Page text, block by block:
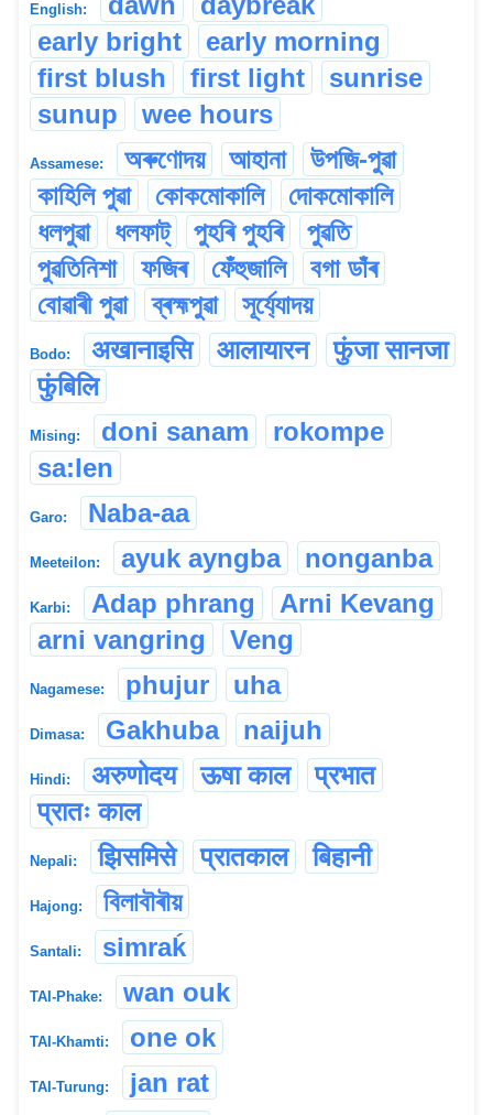
English:
early bright
early morning
first blush
first light
sunrise
sunup
wee hours
Assamese: অৰুণোদয় আহানা
উপজি-পুৱা
কাহিলি পুৱা
কোকমোকালি
দোকমোকালি
ধলপুৱা
ধলফাট্ পুহৰি পুহৰি
পুৱতি
পুৱতিনিশা
ফজিৰ ফেঁহুজালি
বগা ডাঁৰ
বোৱাৰী পুৱা
ব্ৰহ্মপুৱা সূৰ্য্যোদয়
Bodo: अखानाइसि आलायारन
फुंजा सानजा
फुंबिलि
Mising: doni sanam
rokompe
sa:len
Garo: Naba-aa
Meeteilon: ayuk ayngba nonganba
Karbi: Adap phrang
Arni Kevang
arni vangring
Veng
Nagamese: phujur uha
Dimasa: Gakhuba naijuh
Hindi: अरुणोदय ऊषा काल
प्रभात
प्रातः काल
Nepali: झिसमिसे प्रातकाल बिहानी
Hajong: বিলাবৗৰৗয়
Santali: simraḱ
TAI-Phake: wan ouk
TAI-Khamti: one ok
TAI-Turung:
jan rat